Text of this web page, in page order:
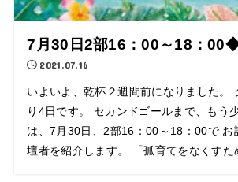
7月30日2部16：00～18：
2021.07.16
いよいよ、乾杯２週間前になりました。
り4日です。 セカンドゴールまで、もう
は、7月30日、2部16：00～18：00で お
壇者を紹介します。 「孤育てをなくすた